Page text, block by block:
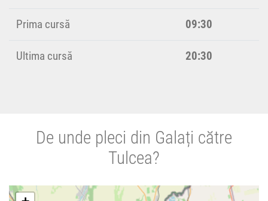
Prima cursă 09:30
Ultima cursă 20:30
De unde pleci din Galați către
Tulcea?